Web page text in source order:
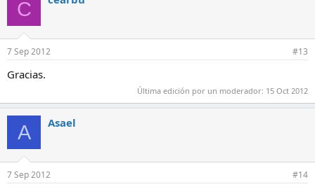
C
7 Sep 2012 #13
Gracias.
Última edición por un moderador: 15 Oct 2012
A Asael
7 Sep 2012 #14